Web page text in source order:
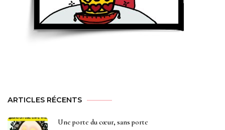
ARTICLES RÉCENTS
Une porte du cœur, sans porte